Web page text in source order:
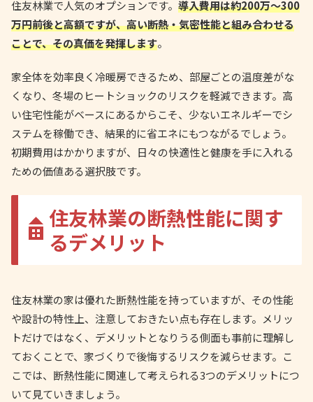
住友林業で人気のオプションです。 導入費用は約200万〜300
万円前後と高額ですが、高い断熱・気密性能と組み合わせる
ことで、その真価を発揮します。
家全体を効率良く冷暖房できるため、部屋ごとの温度差がな
くなり、冬場のヒートショックのリスクを軽減できます。高
い住宅性能がベースにあるからこそ、少ないエネルギーでシ
ステムを稼働でき、結果的に省エネにもつながるでしょう。
初期費用はかかりますが、日々の快適性と健康を手に入れる
ための価値ある選択肢です。
住友林業の断熱性能に関す
るデメリット
住友林業の家は優れた断熱性能を持っていますが、その性能
や設計の特性上、注意しておきたい点も存在します。メリッ
トだけではなく、デメリットとなりうる側面も事前に理解し
ておくことで、家づくりで後悔するリスクを減らせます。こ
こでは、断熱性能に関連して考えられる3つのデメリットにつ
いて見ていきましょう。